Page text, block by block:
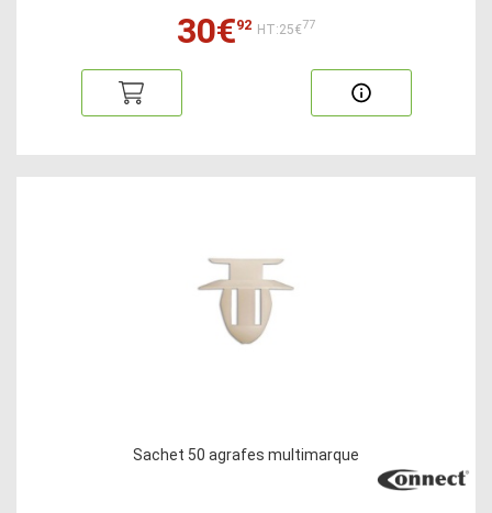
30€92 HT:25€77
Sachet 50 agrafes multimarque